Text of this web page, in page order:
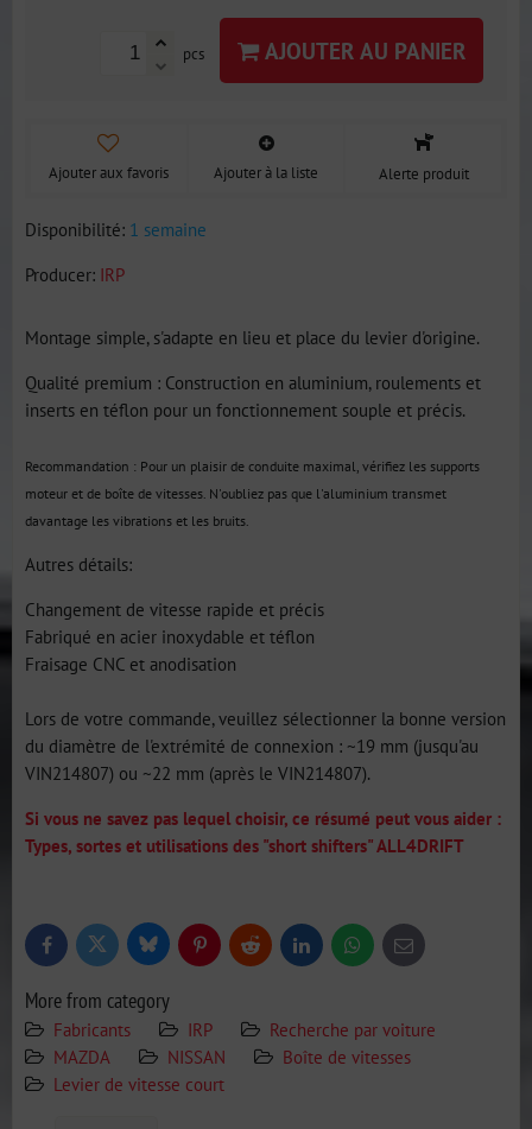
pcs AJOUTER AU PANIER
Ajouter aux favoris Ajouter à la liste Alerte produit
Disponibilité: 1 semaine
Producer: IRP
Montage simple, s'adapte en lieu et place du levier d'origine.
Qualité premium : Construction en aluminium, roulements et
inserts en téflon pour un fonctionnement souple et précis.
Recommandation : Pour un plaisir de conduite maximal, vérifiez les supports
moteur et de boîte de vitesses. N'oubliez pas que l'aluminium transmet
davantage les vibrations et les bruits.
Autres détails:
Changement de vitesse rapide et précis
Fabriqué en acier inoxydable et téflon
Fraisage CNC et anodisation
Lors de votre commande, veuillez sélectionner la bonne version
du diamètre de l'extrémité de connexion : ~19 mm (jusqu'au
VIN214807) ou ~22 mm (après le VIN214807).
Si vous ne savez pas lequel choisir, ce résumé peut vous aider :
Types, sortes et utilisations des "short shifters" ALL4DRIFT
FacebookTwitter BlueskyPinterestReddit LinkedInWhatsApp
E-
mail
More from category
Fabricants IRP
Recherche par voiture
MAZDA
NISSAN
Boîte de vitesses
Levier de vitesse court